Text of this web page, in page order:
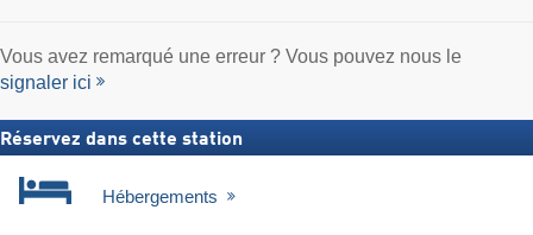
Vous avez remarqué une erreur ? Vous pouvez nous le
signaler ici
Réservez dans cette station
Hébergements